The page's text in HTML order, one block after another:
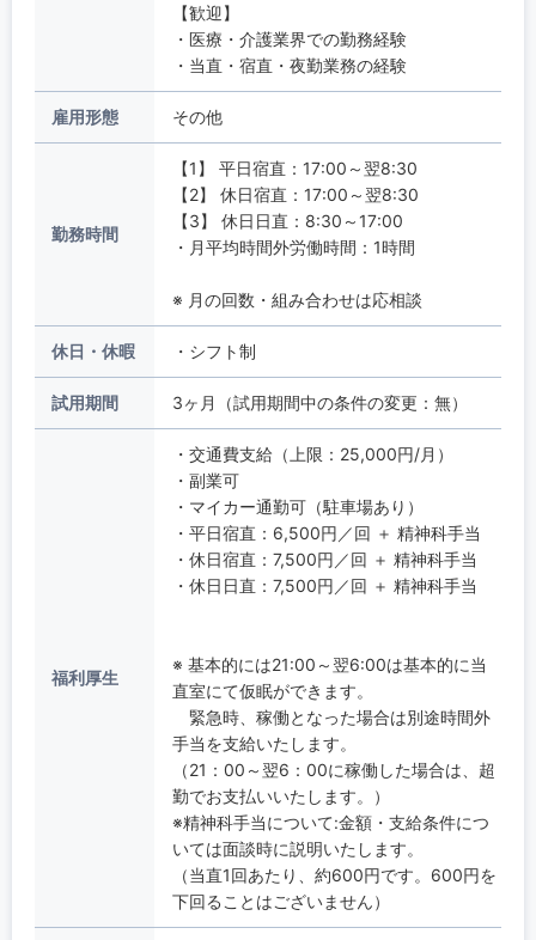
【歓迎】
・医療・介護業界での勤務経験
・当直・宿直・夜勤業務の経験
雇用形態 その他
勤務時間
【1】 平日宿直：17:00～翌8:30
【2】 休日宿直：17:00～翌8:30
【3】 休日日直：8:30～17:00
・月平均時間外労働時間：1時間
※ 月の回数・組み合わせは応相談
休日・休暇 ・シフト制
試用期間 3ヶ月（試用期間中の条件の変更：無）
福利厚生
・交通費支給（上限：25,000円/月）
・副業可
・マイカー通勤可（駐車場あり）
・平日宿直：6,500円／回 ＋ 精神科手当
・休日宿直：7,500円／回 ＋ 精神科手当
・休日日直：7,500円／回 ＋ 精神科手当
※ 基本的には21:00～翌6:00は基本的に当
直室にて仮眠ができます。
緊急時、稼働となった場合は別途時間外
手当を支給いたします。
（21：00～翌6：00に稼働した場合は、超
勤でお支払いいたします。）
※精神科手当について:金額・支給条件につ
いては面談時に説明いたします。
（当直1回あたり、約600円です。600円を
下回ることはございません）